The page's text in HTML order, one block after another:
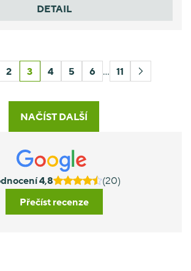
DETAIL
2 3 4 5 6 … 11
NAČÍST DALŠÍ
4,8
(20)
Přečíst recenze